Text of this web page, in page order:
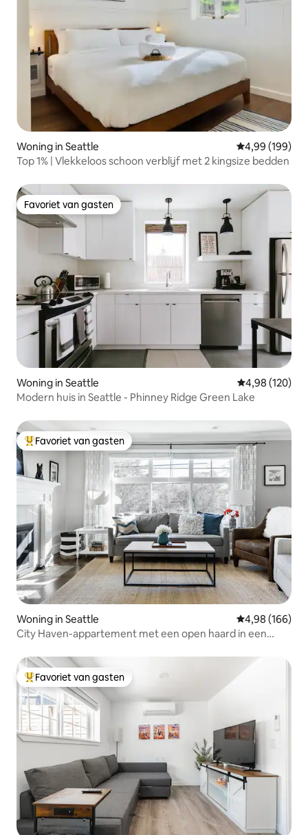
Woning in Seattle Gemiddelde
4,99 (199)
Top 1% | Vlekkeloos schoon verblijf met 2 kingsize bedden
Favoriet van gasten
Favoriet van gasten
Woning in Seattle Gemiddelde
4,98 (120)
Modern huis in Seattle - Phinney Ridge Green Lake
Topfavoriet van gasten
Favoriet van gasten
Woning in Seattle Gemiddelde
4,98 (166)
City Haven-appartement met een open haard in een
Topfavoriet van gasten
Favoriet van gasten